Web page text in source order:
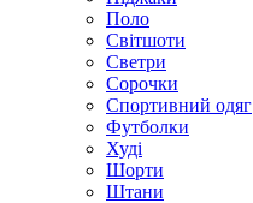
Поло
Світшоти
Светри
Сорочки
Спортивний одяг
Футболки
Худі
Шорти
Штани